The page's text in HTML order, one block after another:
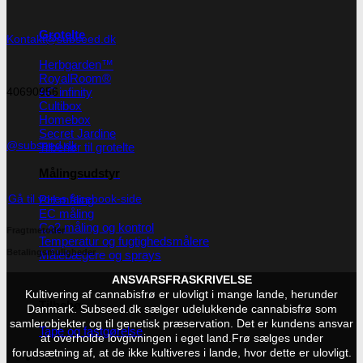
Grotelte
Herbgarden™
RoyalRoom®
AC infinity
Cultibox
Homebox
Secret Jardine
Tilbehør til grotelte
Målingsudstyr
PH måling
EC måling
Co2 måling og kontrol
Temperatur og fugtighedsmålere
Målebægere og sprays
Tilbehør
Tape og fastgørelse
Kurv
Kontakt@subseed.dk
40690956
@subseed.dk
Gå til vores facebook-side
Fragtmetoder
Betalingsmuligheder
ANSVARSFRASKRIVELSE
Kultivering af cannabisfrø er ulovligt i mange lande, herunder
Danmark. Subseed.dk sælger udelukkende cannabisfrø som
samlerobjekter og til genetisk præservation. Det er kundens ansvar
at overholde lovgivningen i eget land. Frø sælges under
forudsætning af, at de ikke kultiveres i lande, hvor dette er ulovligt.